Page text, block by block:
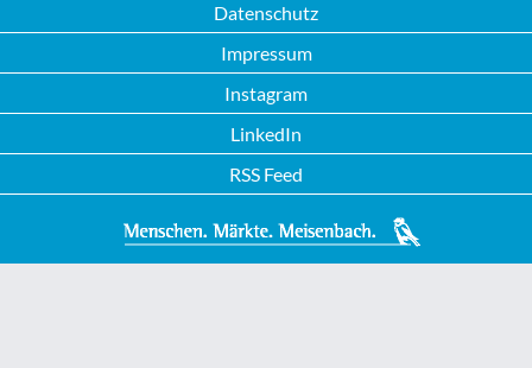
Datenschutz
Impressum
Instagram
LinkedIn
RSS Feed